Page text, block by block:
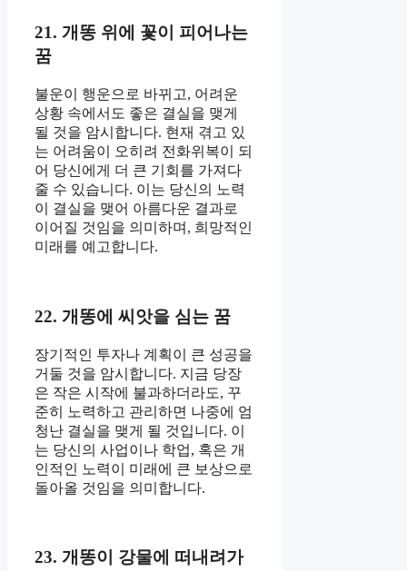
21. 개똥 위에 꽃이 피어나는
꿈
불운이 행운으로 바뀌고, 어려운
상황 속에서도 좋은 결실을 맺게
될 것을 암시합니다. 현재 겪고 있
는 어려움이 오히려 전화위복이 되
어 당신에게 더 큰 기회를 가져다
줄 수 있습니다. 이는 당신의 노력
이 결실을 맺어 아름다운 결과로
이어질 것임을 의미하며, 희망적인
미래를 예고합니다.
22. 개똥에 씨앗을 심는 꿈
장기적인 투자나 계획이 큰 성공을
거둘 것을 암시합니다. 지금 당장
은 작은 시작에 불과하더라도, 꾸
준히 노력하고 관리하면 나중에 엄
청난 결실을 맺게 될 것입니다. 이
는 당신의 사업이나 학업, 혹은 개
인적인 노력이 미래에 큰 보상으로
돌아올 것임을 의미합니다.
23. 개똥이 강물에 떠내려가